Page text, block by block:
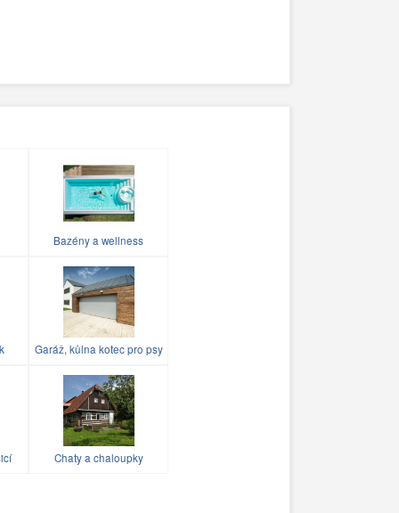
Bazény a wellness
Garáž, kůlna kotec pro psy
Chaty a chaloupky